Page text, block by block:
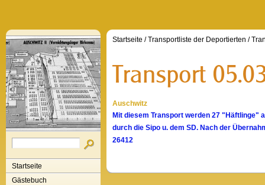
Startseite
Gästebuch
Startseite /Transportliste der Deportierten /
Auschwitz
Mit diesem Transport werden 27 "Häftlinge"
durch die Sipo u. dem SD. Nach der
26412